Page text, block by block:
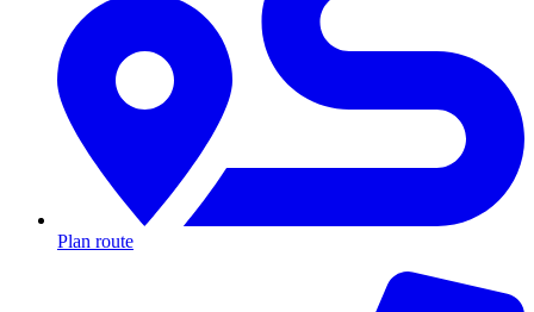
Plan route